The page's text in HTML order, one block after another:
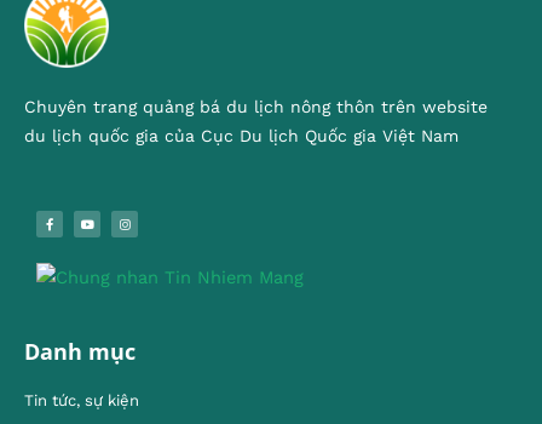
Chuyên trang quảng bá du lịch nông thôn trên website
du lịch quốc gia của Cục Du lịch Quốc gia Việt Nam
Danh mục
Tin tức, sự kiện